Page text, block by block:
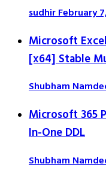
sudhirFebruary
Microsoft
[x64] Stable
Shubham
Microsoft 365
In-One DDL
Shubham